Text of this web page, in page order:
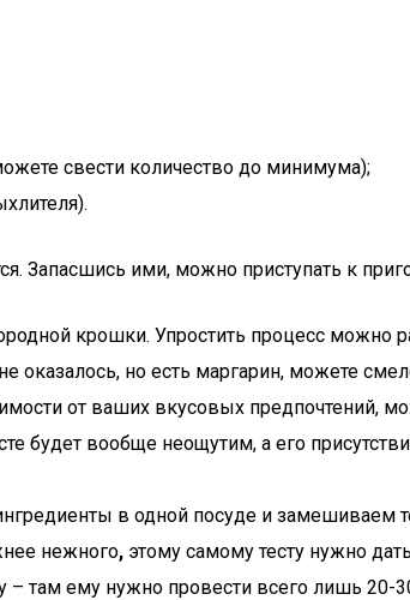
свести количество до минимума);
Запасшись ими, можно приступать к
крошки. Упростить процесс можно
оказалось, но есть маргарин, можете
от ваших вкусовых предпочтений,
будет вообще неощутим, а его
в одной посуде и замешиваем
нежного, этому самому тесту нужно
там ему нужно провести всего лишь 20-